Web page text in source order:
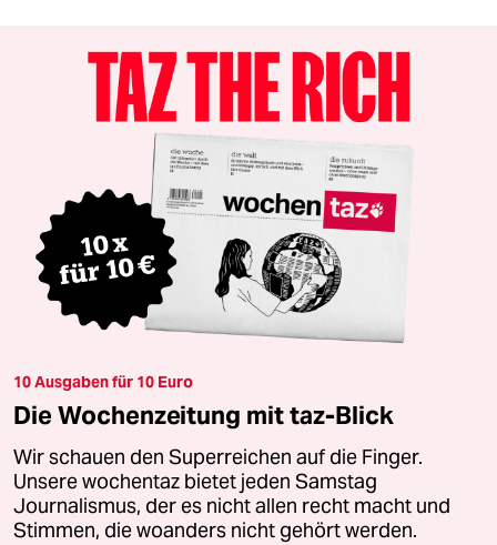
10 Ausgaben für 10 Euro
Die Wochenzeitung mit taz-Blick
Wir schauen den Superreichen auf die Finger.
Unsere wochentaz bietet jeden Samstag
Journalismus, der es nicht allen recht macht und
Stimmen, die woanders nicht gehört werden.